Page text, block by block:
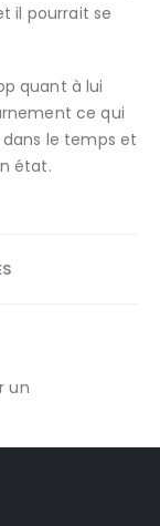
il pourrait se
quant à lui
ce qui
le temps et
état.
un